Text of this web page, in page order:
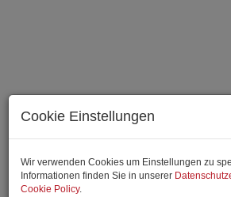
Wohnbereich
Cookie Einstellungen
Wir verwenden Cookies um Einstellungen zu
Informationen finden Sie in unserer
Cookie Policy.